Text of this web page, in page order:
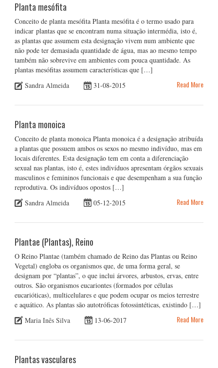
Planta mesófita
Conceito de planta mesófita Planta mesófita é o termo usado para
indicar plantas que se encontram numa situação intermédia, isto é,
as plantas que assumem esta designação vivem num ambiente que
não pode ter demasiada quantidade de água, mas ao mesmo tempo
também não sobrevive em ambientes com pouca quantidade. As
plantas mesófitas assumem características que […]
Sandra Almeida
31-08-2015 Read More
Planta monoica
Conceito de planta monoica Planta monoica é a designação atribuída
a plantas que possuem ambos os sexos no mesmo indivíduo, mas em
locais diferentes. Esta designação tem em conta a diferenciação
sexual nas plantas, isto é, estes indivíduos apresentam órgãos sexuais
masculinos e femininos funcionais e que desempenham a sua função
reprodutiva. Os indivíduos opostos […]
Sandra Almeida
05-12-2015 Read More
Plantae (Plantas), Reino
O Reino Plantae (também chamado de Reino das Plantas ou Reino
Vegetal) engloba os organismos que, de uma forma geral, se
designam por “plantas”, o que inclui árvores, arbustos, ervas, entre
outros. São organismos eucariontes (formados por células
eucarióticas), multicelulares e que podem ocupar os meios terrestre
e aquático. As plantas são autotróficas fotossintéticas, existindo […]
Maria Inês Silva
13-06-2017 Read More
Plantas vasculares